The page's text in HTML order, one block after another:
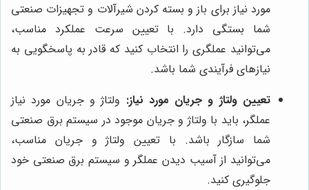
مورد نیاز برای باز و بسته کردن شیرآلات و تجهیزات صنعتی
شما بستگی دارد. با تعیین سرعت عملکرد مناسب،
می‌توانید عملگری را انتخاب کنید که قادر به پاسخگویی به
نیازهای فرآیندی شما باشد.
تعیین ولتاژ و جریان مورد نیاز: ولتاژ و جریان مورد نیاز
عملگر، باید با ولتاژ و جریان موجود در سیستم برق صنعتی
شما سازگار باشد. با تعیین ولتاژ و جریان مناسب،
می‌توانید از آسیب دیدن عملگر و سیستم برق صنعتی خود
جلوگیری کنید.